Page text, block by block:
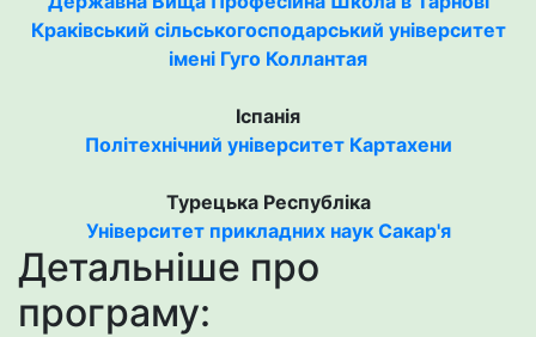
Краківський сільськогосподарський університет
імені Гуго Коллантая
Іспанія
Політехнічний університет Картахени
Турецька Республіка
Університет прикладних наук Сакар'я
Детальніше про
програму: